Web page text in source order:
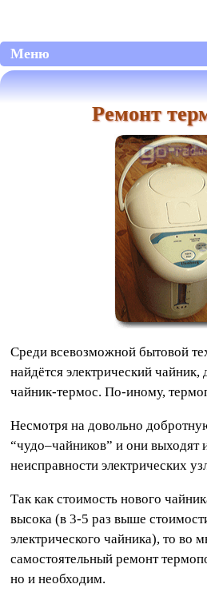
Меню
Ремонт
Среди всевозможной бытовой
найдётся электрический
чайник-термос. По-иному,
Несмотря на довольно
“чудо–чайников” и они выходят
неисправности электрических
Так как стоимость нового
высока (в 3-5 раз выше
электрического чайника), то во
самостоятельный ремонт
но и необходим.